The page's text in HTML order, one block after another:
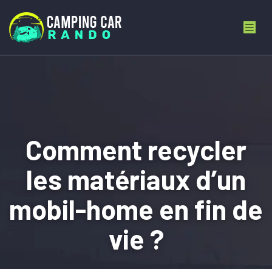
Comment recycler
les matériaux d’un
mobil-home en fin de
vie ?